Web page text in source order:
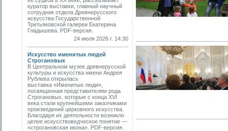
куратор выставки, главный научный
сотрудник отдела Древнерусского
искусства Государственной
Третьяковской галереи Екатерина
Гладышева. PDF-версия.
24 июля 2026 г. 14:30
Искусство именитых людей
Строгановых
В Центральном музее древнерусской
культуры и искусства имени Андрея
Рублева открылась
выставка «Именитые люди»,
посвященная представителям рода
Строгановых, которые с конца XVI
века стали крупнейшими заказчиками
произведений церковного искусства.
Благодаря их деятельности возникло
целое искусствоведческое понятие —
«строгановская икона». PDF-версия.